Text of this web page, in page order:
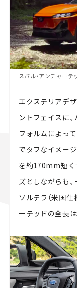
スバル・アンチャー
エクステリアデ
ントフェイスに
フォルムによっ
でタフなイメー
を約170mm短く
ズとしながらも
ソルテラ（米国
ーテッドの全長